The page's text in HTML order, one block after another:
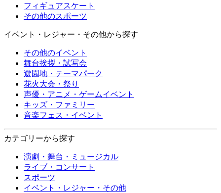
フィギュアスケート
その他のスポーツ
イベント・レジャー・その他から探す
その他のイベント
舞台挨拶・試写会
遊園地・テーマパーク
花火大会・祭り
声優・アニメ・ゲームイベント
キッズ・ファミリー
音楽フェス・イベント
カテゴリーから探す
演劇・舞台・ミュージカル
ライブ・コンサート
スポーツ
イベント・レジャー・その他